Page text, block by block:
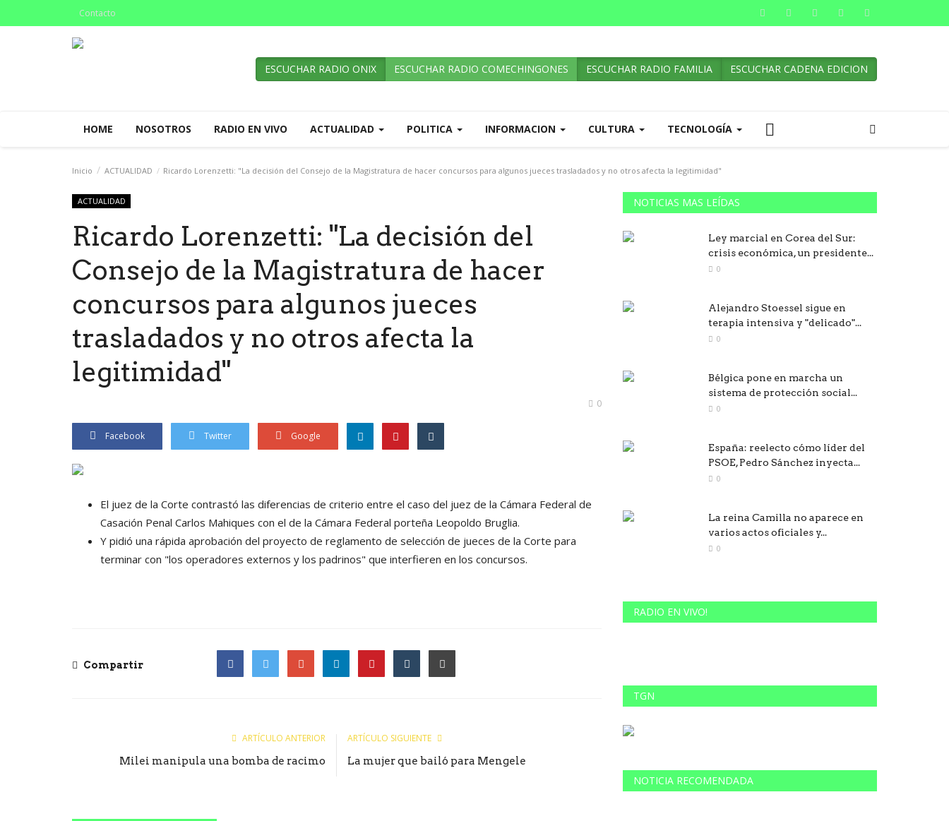
Contacto
ESCUCHAR RADIO ONIX ESCUCHAR RADIO COMECHINGONES ESCUCHAR RADIO FAMILIA ESCUCHAR CADENA EDICION
HOME NOSOTROS RADIO EN VIVO ACTUALIDAD POLITICA INFORMACION CULTURA TECNOLOGÍA
Inicio ACTUALIDAD Ricardo Lorenzetti: "La decisión del Consejo de la Magistratura de hacer concursos para algunos jueces trasladados y no otros afecta la legitimidad"
ACTUALIDAD
Ricardo Lorenzetti: "La decisión del
Consejo de la Magistratura de hacer
concursos para algunos jueces
trasladados y no otros afecta la
legitimidad"
0
Facebook Twitter Google
El juez de la Corte contrastó las diferencias de criterio entre el caso del juez de la Cámara Federal de
Casación Penal Carlos Mahiques con el de la Cámara Federal porteña Leopoldo Bruglia.
Y pidió una rápida aprobación del proyecto de reglamento de selección de jueces de la Corte para
terminar con "los operadores externos y los padrinos" que interfieren en los concursos.
Compartir
ARTÍCULO ANTERIOR
Milei manipula una bomba de racimo
ARTÍCULO SIGUIENTE
La mujer que bailó para Mengele
NOTICIAS MAS LEÍDAS
Ley marcial en Corea del Sur:
crisis económica, un presidente...
0
Alejandro Stoessel sigue en
terapia intensiva y "delicado"...
0
Bélgica pone en marcha un
sistema de protección social...
0
España: reelecto cómo líder del
PSOE, Pedro Sánchez inyecta...
0
La reina Camilla no aparece en
varios actos oficiales y...
0
RADIO EN VIVO!
TGN
NOTICIA RECOMENDADA